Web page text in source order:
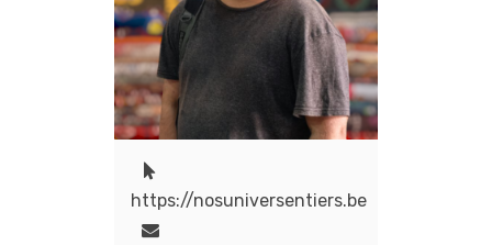
https://nosuniversentiers.be